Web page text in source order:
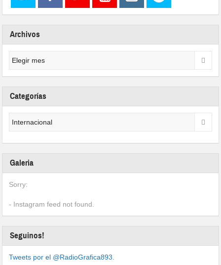
Archivos
Categorías
Galeria
Sorry:
- Instagram feed not found.
Seguinos!
Tweets por el @RadioGrafica893.